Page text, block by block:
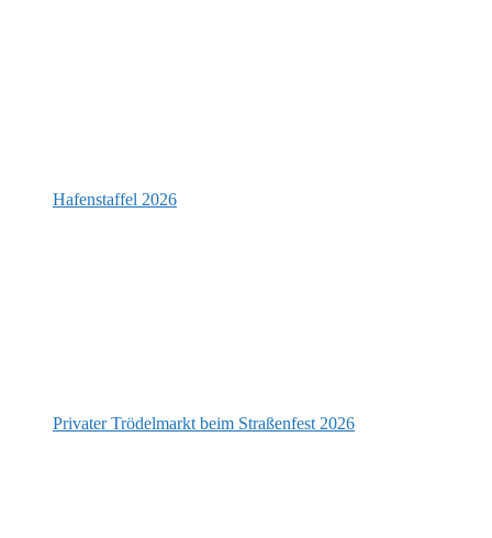
Hafenstaffel 2026
Privater Trödelmarkt beim Straßenfest 2026